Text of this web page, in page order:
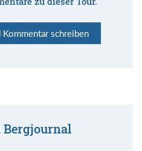
Kommentar schreiben
Bergjournal